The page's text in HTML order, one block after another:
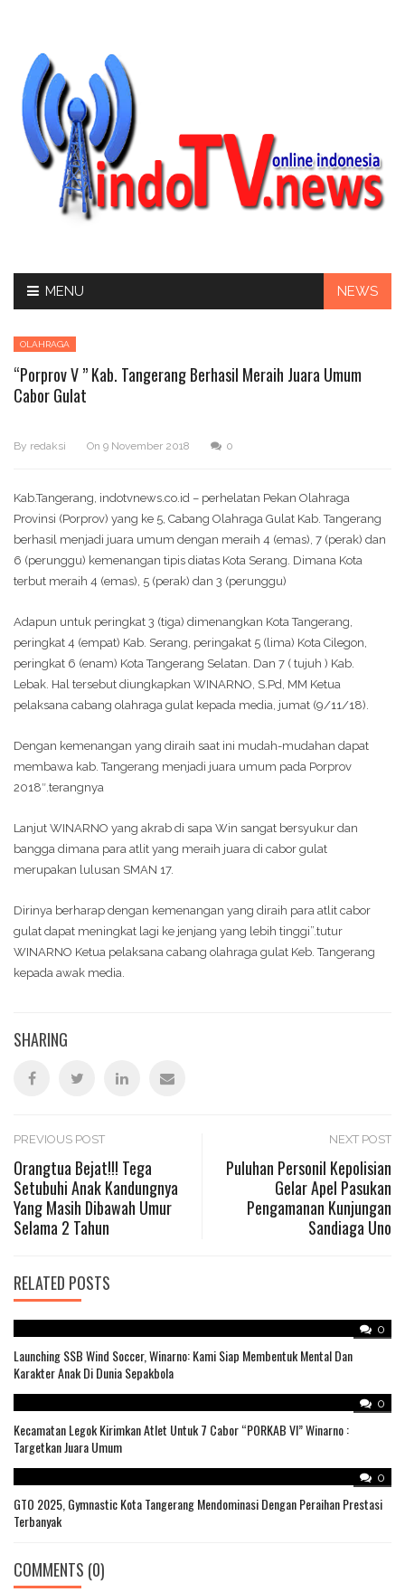
MENU NEWS
OLAHRAGA
“Porprov V ” Kab. Tangerang Berhasil Meraih Juara Umum
Cabor Gulat
By redaksi On 9 November 2018 0
Kab.Tangerang, indotvnews.co.id – perhelatan Pekan Olahraga
Provinsi (Porprov) yang ke 5, Cabang Olahraga Gulat Kab. Tangerang
berhasil menjadi juara umum dengan meraih 4 (emas), 7 (perak) dan
6 (perunggu) kemenangan tipis diatas Kota Serang. Dimana Kota
terbut meraih 4 (emas), 5 (perak) dan 3 (perunggu)
Adapun untuk peringkat 3 (tiga) dimenangkan Kota Tangerang,
peringkat 4 (empat) Kab. Serang, peringakat 5 (lima) Kota Cilegon,
peringkat 6 (enam) Kota Tangerang Selatan. Dan 7 ( tujuh ) Kab.
Lebak. Hal tersebut diungkapkan WINARNO, S.Pd, MM Ketua
pelaksana cabang olahraga gulat kepada media, jumat (9/11/18).
Dengan kemenangan yang diraih saat ini mudah-mudahan dapat
membawa kab. Tangerang menjadi juara umum pada Porprov
2018″.terangnya
Lanjut WINARNO yang akrab di sapa Win sangat bersyukur dan
bangga dimana para atlit yang meraih juara di cabor gulat
merupakan lulusan SMAN 17.
Dirinya berharap dengan kemenangan yang diraih para atlit cabor
gulat dapat meningkat lagi ke jenjang yang lebih tinggi”.tutur
WINARNO Ketua pelaksana cabang olahraga gulat Keb. Tangerang
kepada awak media.
SHARING
Post
navigation
PREVIOUS POST
Orangtua Bejat!!! Tega
Setubuhi Anak Kandungnya
Yang Masih Dibawah Umur
Selama 2 Tahun
NEXT POST
Puluhan Personil Kepolisian
Gelar Apel Pasukan
Pengamanan Kunjungan
Sandiaga Uno
RELATED POSTS
0
Launching SSB Wind Soccer, Winarno: Kami Siap Membentuk Mental Dan
Karakter Anak Di Dunia Sepakbola
0
Kecamatan Legok Kirimkan Atlet Untuk 7 Cabor “PORKAB VI” Winarno :
Targetkan Juara Umum
0
GTO 2025, Gymnastic Kota Tangerang Mendominasi Dengan Peraihan Prestasi
Terbanyak
COMMENTS (0)